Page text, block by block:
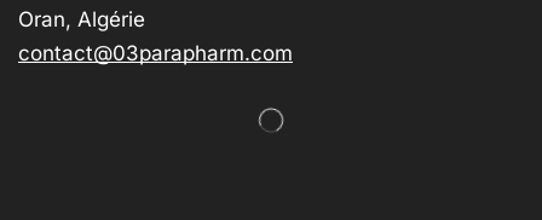
Oran, Algérie
contact@03parapharm.com